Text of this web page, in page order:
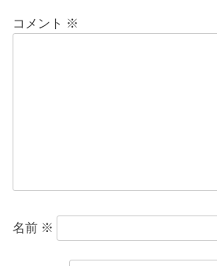
ー
コメント ※
名前 ※